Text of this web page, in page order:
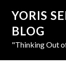
YORIS
BLOG
"Thinking Out